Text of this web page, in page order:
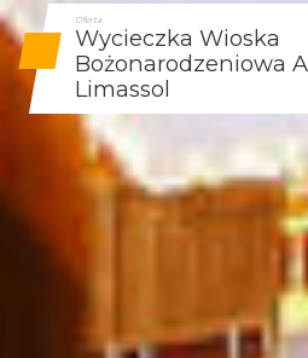
Oferta
Wycieczka Wioska
Bożonarodzeniowa
Limassol